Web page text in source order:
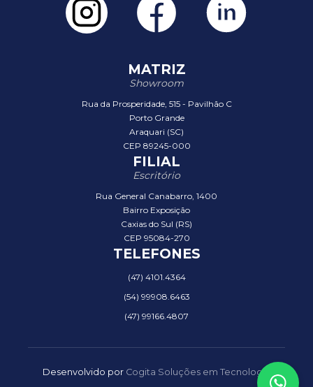
MATRIZ
Showroom
Rua da Prosperidade, 515 - Pavilhão C
Porto Grande
Araquari (SC)
CEP 89245-000
FILIAL
Escritório
Rua General Canabarro, 1400
Bairro Exposição
Caxias do Sul (RS)
CEP 95084-270
TELEFONES
(47) 4101.4364
(54) 99908.6463
(47) 99166.4807
Desenvolvido por Cogita Soluções em Tecnologia